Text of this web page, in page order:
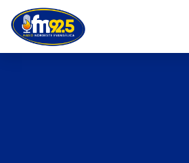
Previous